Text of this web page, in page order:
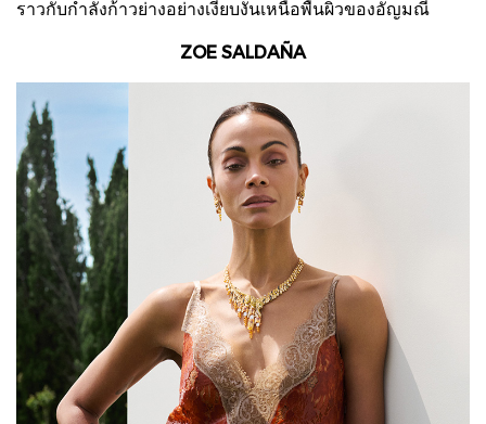
ราวกับกำลังก้าวย่างอย่างเงียบงันเหนือพื้นผิวของอัญมณี
ZOE SALDAÑA